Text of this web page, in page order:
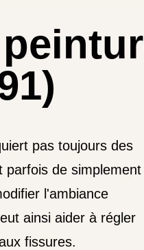
pas toujours des
parfois de simplement
l'ambiance
ainsi aider à régler
fissures.